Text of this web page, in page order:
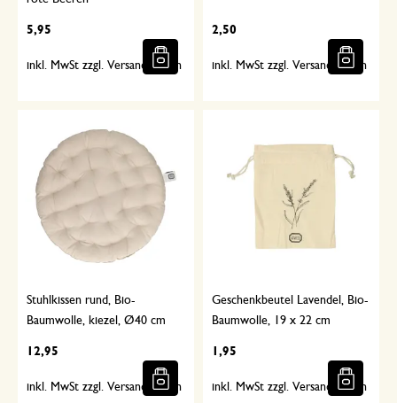
5,95
inkl. MwSt zzgl. Versandkosten
2,50
inkl. MwSt zzgl. Versandkosten
Stuhlkissen rund, Bio-
Baumwolle, kiezel, Ø40 cm
12,95
inkl. MwSt zzgl. Versandkosten
Geschenkbeutel Lavendel, Bio-
Baumwolle, 19 x 22 cm
1,95
inkl. MwSt zzgl. Versandkosten